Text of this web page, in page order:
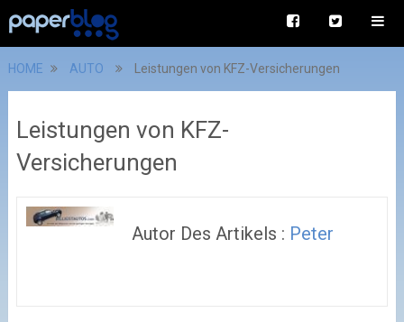
HOME AUTO Leistungen von KFZ-Versicherungen
Leistungen von KFZ-
Versicherungen
Autor Des Artikels : Peter